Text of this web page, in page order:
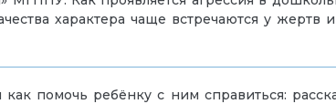
характера чаще встречаются у жертв
помочь ребёнку с ним справиться: